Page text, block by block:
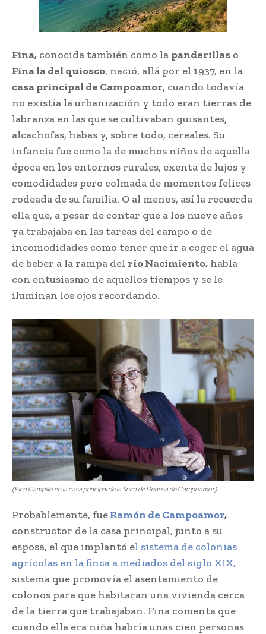
Fina, conocida también como la panderillas o
Fina la del quiosco, nació,​ allá por el 1937, en la
casa principal de​ Campoamor, cuando todavía
no existía​ la urbanización y todo eran tierras de
labranza​ en las que se cultivaban guisantes,​
alcachofas, habas y, sobre todo, cereales.​ Su
infancia fue como la de muchos niños​ de aquella
época en los entornos rurales,​ exenta de lujos y
comodidades pero colmada​ de momentos felices
rodeada de su​ familia. O al menos, así la recuerda
ella​ que, a pesar de contar que a los nueve​ años
ya trabajaba en las tareas del campo​ o de
incomodidades como tener que​ ir a coger el agua
de beber a la rampa del​ río Nacimiento, habla
con entusiasmo de​ aquellos tiempos y se le
iluminan los ojos​ recordando.​
(Fina Campillo en la casa principal de la finca de Dehesa de Campoamor)
Probablemente, fueRamón de Campoamor,​
constructor de la casa principal, junto​ a su
esposa, el que implantó el sistema​ de colonias
agrícolas en la finca a mediados​ del siglo XIX,
sistema que promovía el asentamiento de
colonos para que habitaran​ una vivienda cerca
de la tierra que​ trabajaban. Fina comenta que
cuando ella​ era niña habría unas cien personas